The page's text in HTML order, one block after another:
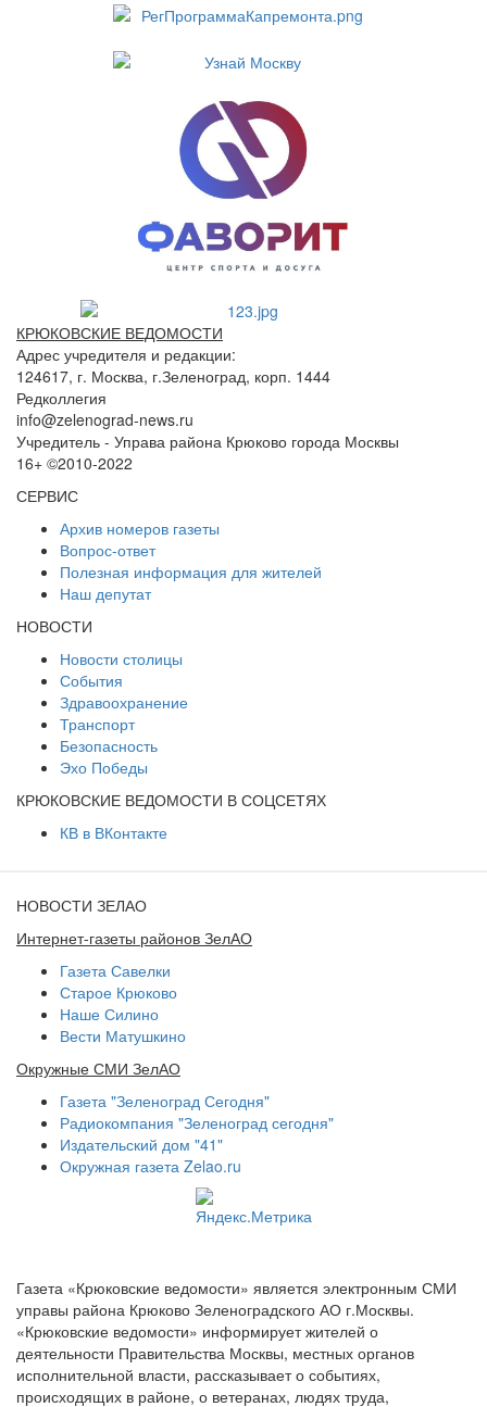
КРЮКОВСКИЕ ВЕДОМОСТИ
Адрес учредителя и редакции:
124617, г. Москва, г.Зеленоград, корп. 1444
Редколлегия
info@zelenograd-news.ru
Учредитель - Управа района Крюково города Москвы
16+ ©2010-2022
СЕРВИС
Архив номеров газеты
Вопрос-ответ
Полезная информация для жителей
Наш депутат
НОВОСТИ
Новости столицы
События
Здравоохранение
Транспорт
Безопасность
Эхо Победы
КРЮКОВСКИЕ ВЕДОМОСТИ В СОЦСЕТЯХ
КВ в ВКонтакте
НОВОСТИ ЗЕЛАО
Интернет-газеты районов ЗелАО
Газета Савелки
Старое Крюково
Наше Силино
Вести Матушкино
Окружные СМИ ЗелАО
Газета "Зеленоград Сегодня"
Радиокомпания "Зеленоград сегодня"
Издательский дом "41"
Окружная газета Zelao.ru
Газета «Крюковские ведомости» является электронным СМИ
управы района Крюково Зеленоградского АО г.Москвы.
«Крюковские ведомости» информирует жителей о
деятельности Правительства Москвы, местных органов
исполнительной власти, рассказывает о событиях,
происходящих в районе, о ветеранах, людях труда,